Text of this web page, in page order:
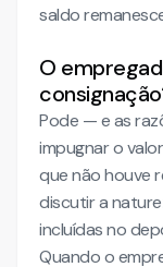
saldo
O
Pode — e as
impugnar o
que não houve
discutir a
incluídas no
Quando o